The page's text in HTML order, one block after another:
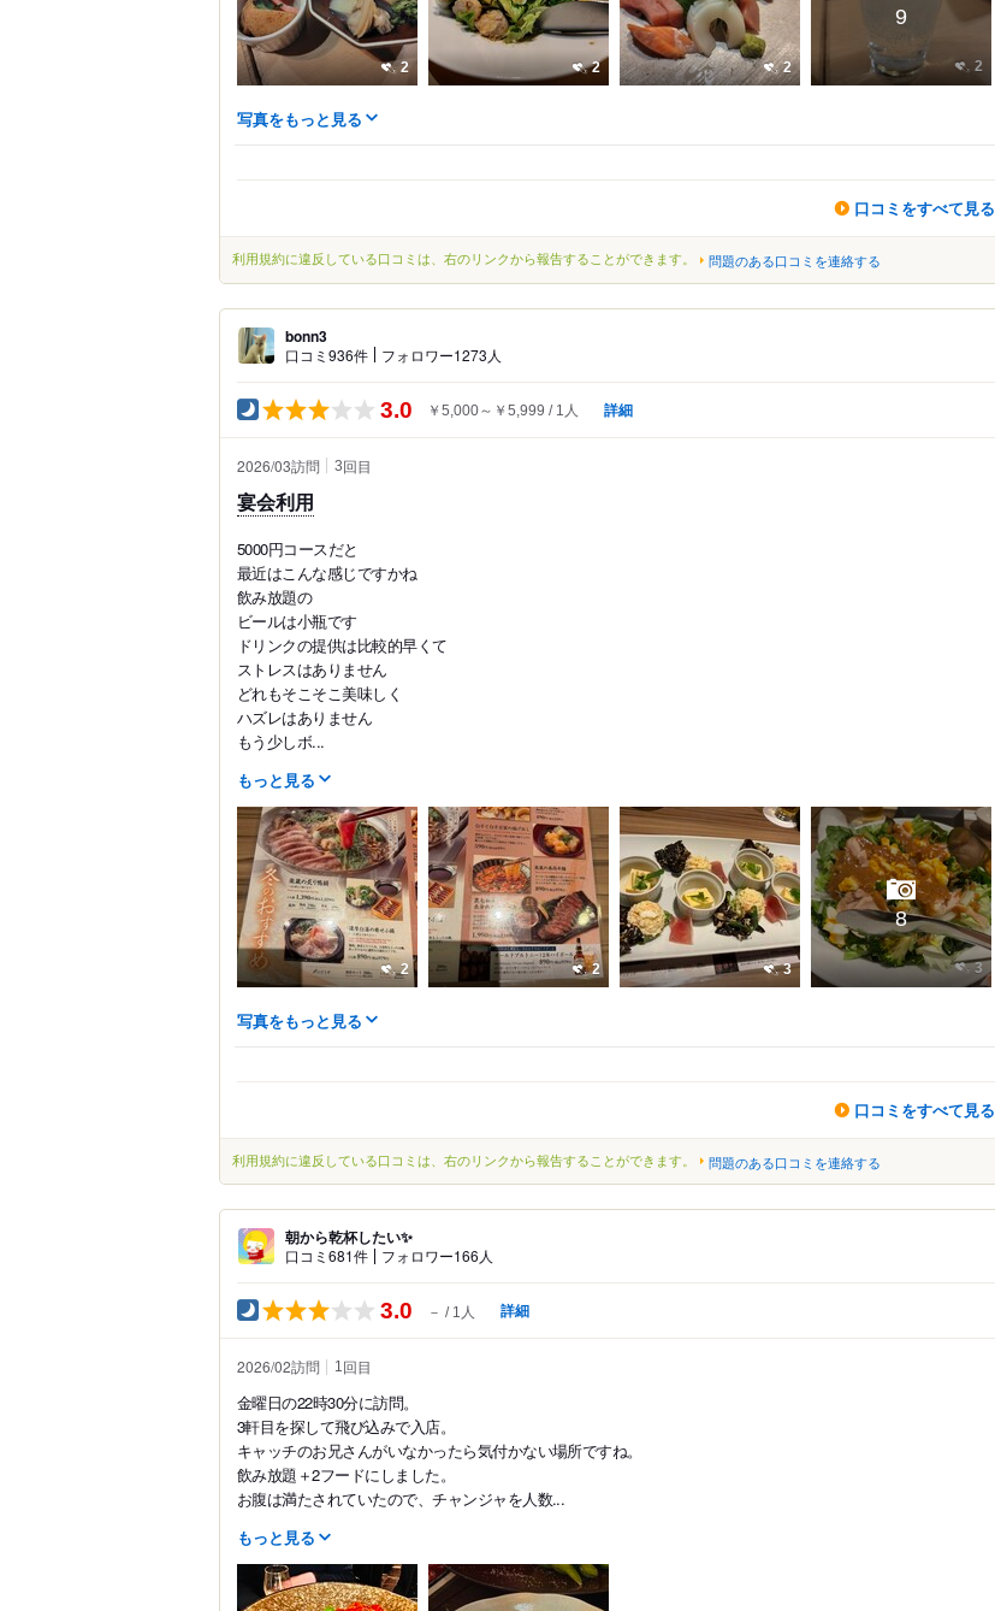
2 2 2 2
9
写真をもっと見る
口コミをすべて見る
利用規約に違反している口コミは、右のリンクから報告することができます。 問題のある口コミを連絡する
bonn3
口コミ936件 フォロワー1273人
3.0 ￥5,000～￥5,999 1人 詳細
2026/03訪問 3回目
宴会利用
5000円コースだと
最近はこんな感じですかね
飲み放題の
ビールは小瓶です
ドリンクの提供は比較的早くて
ストレスはありません
どれもそこそこ美味しく
ハズレはありません
もう少しボ...
もっと見る
2 2 3 3
8
写真をもっと見る
口コミをすべて見る
利用規約に違反している口コミは、右のリンクから報告することができます。 問題のある口コミを連絡する
朝から乾杯したい✨
口コミ681件 フォロワー166人
3.0 － 1人 詳細
2026/02訪問 1回目
金曜日の22時30分に訪問。
3軒目を探して飛び込みで入店。
キャッチのお兄さんがいなかったら気付かない場所ですね。
飲み放題＋2フードにしました。
お腹は満たされていたので、チャンジャを人数...
もっと見る